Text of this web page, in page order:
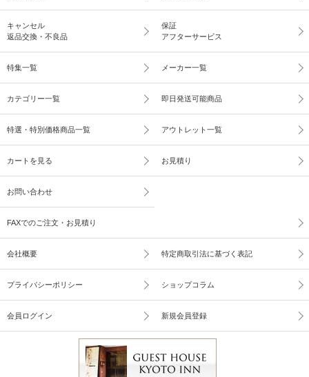
キャンセル
返品交換・不良品
保証
アフターサービス
特集一覧 メーカー一覧
カテゴリー一覧 即日発送可能商品
特選・特別価格商品一覧 アウトレット一覧
カートを見る お見積り
お問い合わせ
FAXでのご注文・お見積り
会社概要 特定商取引法に基づく表記
プライバシーポリシー ショップコラム
会員ログイン 新規会員登録